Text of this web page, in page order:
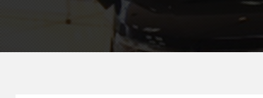
地図でさがす
試乗車でさがす
軽自動車
カーケアをする